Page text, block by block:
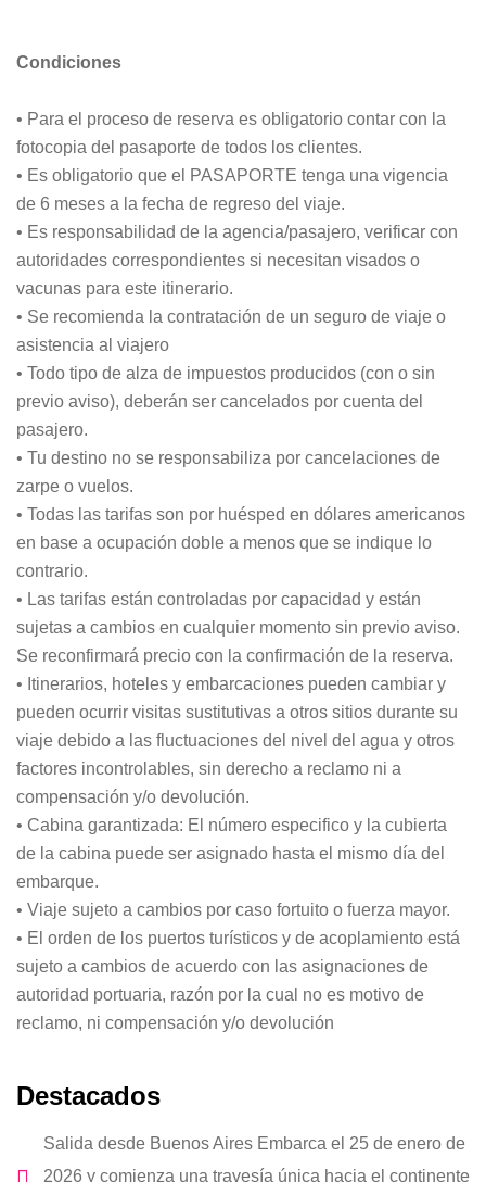
Condiciones
• Para el proceso de reserva es obligatorio contar con la
fotocopia del pasaporte de todos los clientes.
• Es obligatorio que el PASAPORTE tenga una vigencia
de 6 meses a la fecha de regreso del viaje.
• Es responsabilidad de la agencia/pasajero, verificar con
autoridades correspondientes si necesitan visados o
vacunas para este itinerario.
• Se recomienda la contratación de un seguro de viaje o
asistencia al viajero
• Todo tipo de alza de impuestos producidos (con o sin
previo aviso), deberán ser cancelados por cuenta del
pasajero.
• Tu destino no se responsabiliza por cancelaciones de
zarpe o vuelos.
• Todas las tarifas son por huésped en dólares americanos
en base a ocupación doble a menos que se indique lo
contrario.
• Las tarifas están controladas por capacidad y están
sujetas a cambios en cualquier momento sin previo aviso.
Se reconfirmará precio con la confirmación de la reserva.
• Itinerarios, hoteles y embarcaciones pueden cambiar y
pueden ocurrir visitas sustitutivas a otros sitios durante su
viaje debido a las fluctuaciones del nivel del agua y otros
factores incontrolables, sin derecho a reclamo ni a
compensación y/o devolución.
• Cabina garantizada: El número especifico y la cubierta
de la cabina puede ser asignado hasta el mismo día del
embarque.
• Viaje sujeto a cambios por caso fortuito o fuerza mayor.
• El orden de los puertos turísticos y de acoplamiento está
sujeto a cambios de acuerdo con las asignaciones de
autoridad portuaria, razón por la cual no es motivo de
reclamo, ni compensación y/o devolución
Destacados
Salida desde Buenos Aires Embarca el 25 de enero de
2026 y comienza una travesía única hacia el continente